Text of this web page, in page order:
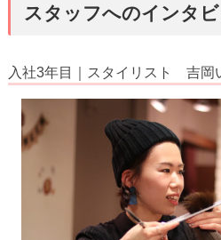
スタッフへのインタ
入社3年目｜スタイリスト 吉岡